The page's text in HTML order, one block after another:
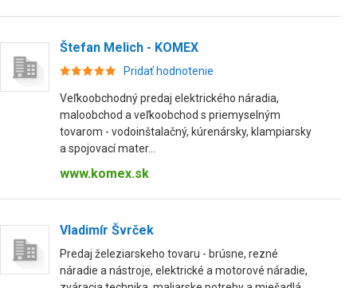
Štefan Melich - KOMEX
Pridať hodnotenie
Veľkoobchodný predaj elektrického náradia,
maloobchod a veľkoobchod s priemyselným
tovarom - vodoinštalačný, kúrenársky, klampiarsky
a spojovací mater...
www.komex.sk
Vladimír Švrček
Predaj železiarskeho tovaru - brúsne, rezné
náradie a nástroje, elektrické a motorové náradie,